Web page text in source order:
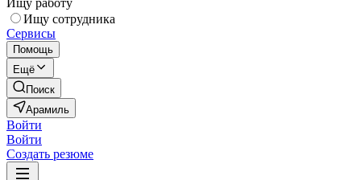
Ищу работу
Ищу сотрудника
Сервисы
Помощь
Ещё
Поиск
Арамиль
Войти
Войти
Создать резюме